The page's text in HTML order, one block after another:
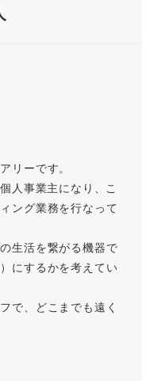
リーです。
人事業主になり、こ
ング業務を行なって
生活を繋がる機器で
にするかを考えてい
で、どこまでも遠く